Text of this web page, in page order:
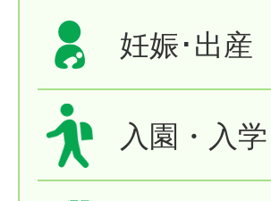
妊娠･出産
入園・入学